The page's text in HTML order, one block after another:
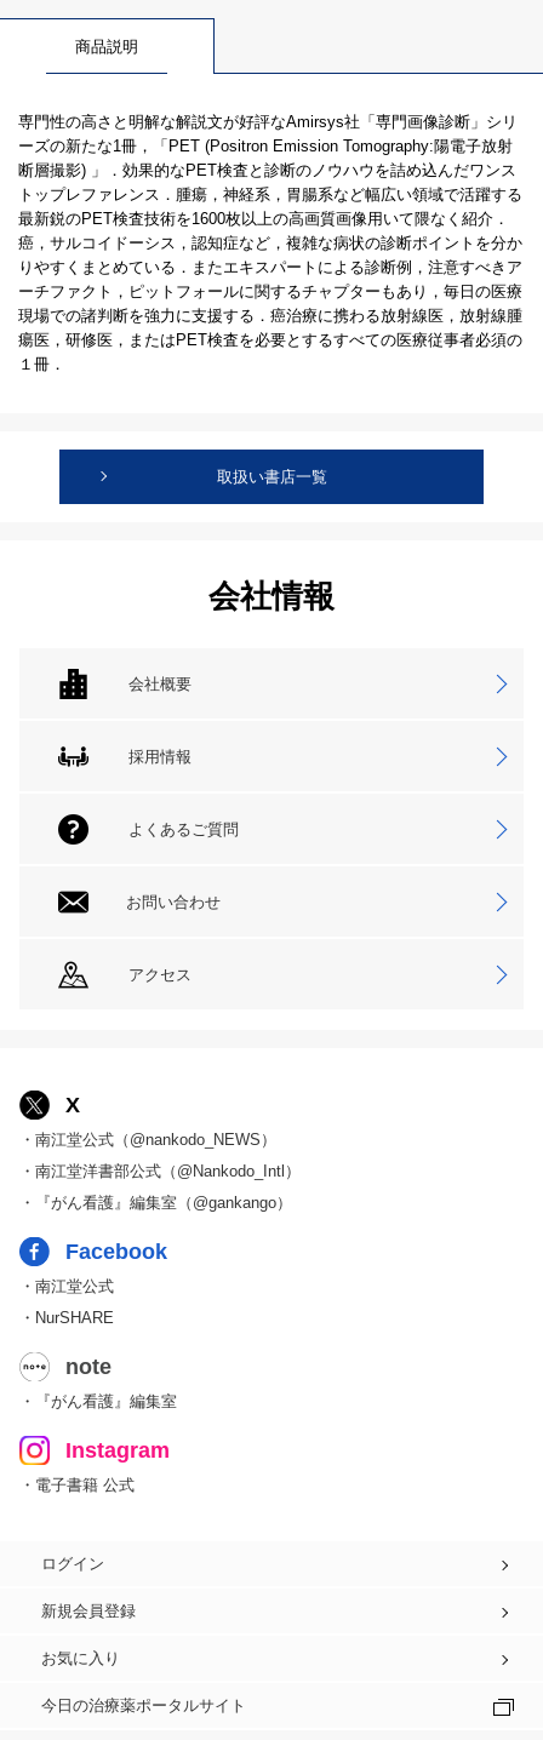
商品説明
専門性の高さと明解な解説文が好評なAmirsys社「専門画像診断」シリ
ーズの新たな1冊，「PET (Positron Emission Tomography:陽電子放射
断層撮影) 」．効果的なPET検査と診断のノウハウを詰め込んだワンス
トップレファレンス．腫瘍，神経系，胃腸系など幅広い領域で活躍する
最新鋭のPET検査技術を1600枚以上の高画質画像用いて隈なく紹介．
癌，サルコイドーシス，認知症など，複雑な病状の診断ポイントを分か
りやすくまとめている．またエキスパートによる診断例，注意すべきア
ーチファクト，ピットフォールに関するチャプターもあり，毎日の医療
現場での諸判断を強力に支援する．癌治療に携わる放射線医，放射線腫
瘍医，研修医，またはPET検査を必要とするすべての医療従事者必須の
１冊．
取扱い書店一覧
会社情報
会社概要
採用情報
よくあるご質問
お問い合わせ
アクセス
X
・南江堂公式（@nankodo_NEWS）
・南江堂洋書部公式（@Nankodo_Intl）
・『がん看護』編集室（@gankango）
Facebook
・南江堂公式
・NurSHARE
note
・『がん看護』編集室
Instagram
・電子書籍 公式
ログイン
新規会員登録
お気に入り
今日の治療薬ポータルサイト